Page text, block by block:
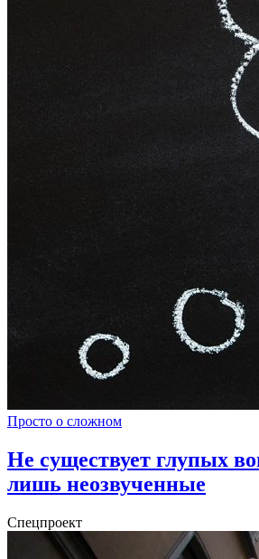
Просто о сложном
Не существует глупых
лишь неозвученные
Спецпроект